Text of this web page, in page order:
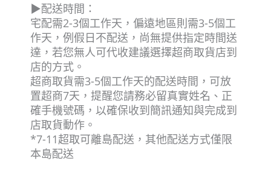
▶配送時間：
宅配需2-3個工作天，偏遠地區則需3-5個工
作天，例假日不配送，尚無提供指定時間送
達，若您無人可代收建議選擇超商取貨店到
店的方式。
超商取貨需3-5個工作天的配送時間，可放
置超商7天，提醒您請務必留真實姓名、正
確手機號碼，以確保收到簡訊通知與完成到
店取貨動作。
*7-11超取可離島配送，其他配送方式僅限
本島配送